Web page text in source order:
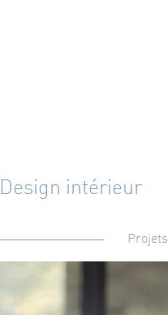
Design intérieur
Projets